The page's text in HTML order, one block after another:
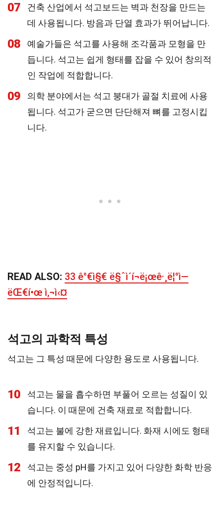
07
건축 산업에서 석고보드는 벽과 천장을 만드는
데 사용됩니다. 방음과 단열 효과가 뛰어납니다.
08
예술가들은 석고를 사용해 조각품과 모형을 만
듭니다. 석고는 쉽게 형태를 잡을 수 있어 창의적
인 작업에 적합합니다.
09
의학 분야에서는 석고 붕대가 골절 치료에 사용
됩니다. 석고가 굳으면 단단해져 뼈를 고정시킵
니다.
READ ALSO: 33 ê°€ì§€ ë§ˆì´í¬ë¡œê·¸ë¦°ì—
ëŒ€í•œ ì‚¬ì‹¤
석고의 과학적 특성
석고는 그 특성 때문에 다양한 용도로 사용됩니다.
10
석고는 물을 흡수하면 부풀어 오르는 성질이 있
습니다. 이 때문에 건축 재료로 적합합니다.
11
석고는 불에 강한 재료입니다. 화재 시에도 형태
를 유지할 수 있습니다.
12
석고는 중성 pH를 가지고 있어 다양한 화학 반응
에 안정적입니다.